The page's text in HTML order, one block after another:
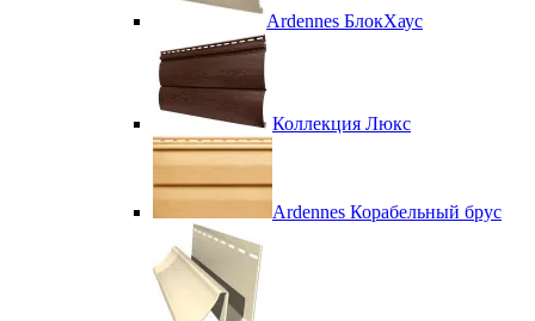
Ardennes БлокХаус
Коллекция Люкс
Ardennes Корабельный брус